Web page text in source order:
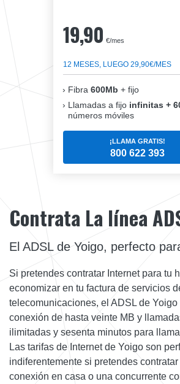
19,90 €/mes
12 MESES, LUEGO 29,90€/MES
Fibra 600Mb + fijo
Llamadas a fijo infinitas +
números móviles
¡LLAMA GRATIS!
800 622 393
Contrata La línea
El ADSL de Yoigo, perfecto
Si pretendes contratar Internet para tu
economizar en tu factura de servicios
telecomunicaciones, el ADSL de
conexión de hasta veinte MB y
ilimitadas y sesenta minutos para
Las tarifas de Internet de Yoigo son
indiferentemente si pretendes
conexión en casa o una concurrente